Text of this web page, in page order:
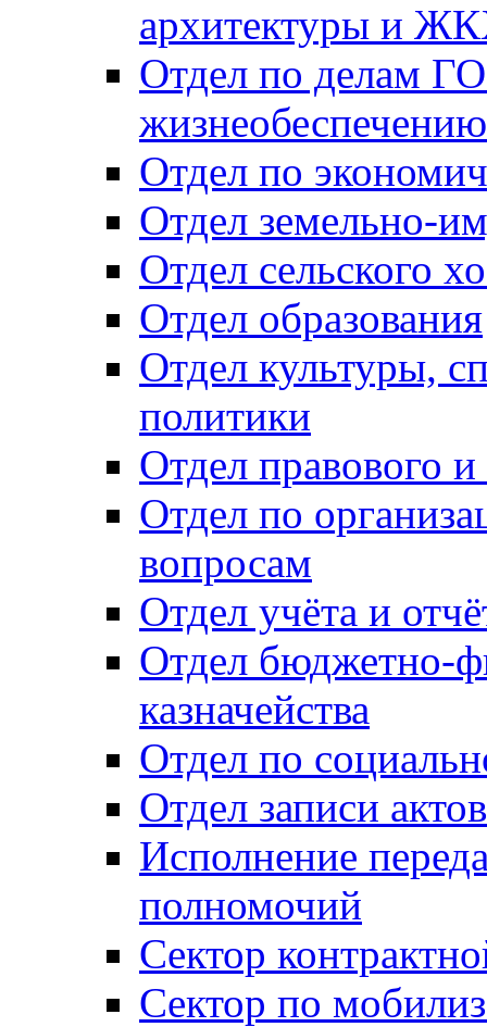
архитектуры и
Отдел по делам
Отдел по
Отдел земельно-
Отдел сельского
Отдел образования
Отдел культуры,
политики
Отдел правового
Отдел по
вопросам
Отдел учёта и
Отдел бюджетно-
казначейства
Отдел по
Отдел записи
Исполнение
полномочий
Сектор
Сектор по